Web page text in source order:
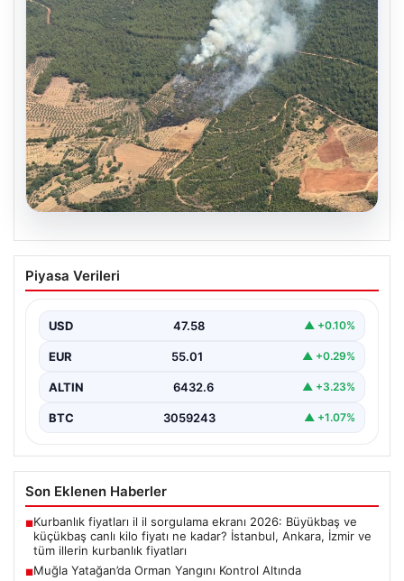
Muğla Yatağan’da Orman Yangını
Kontrol Altında
yangını, hem havadan hem de karadan yürütülen
kapsamlı…
Piyasa Verileri
USD 47.58 ▲ +0.10%
EUR 55.01 ▲ +0.29%
ALTIN 6432.6 ▲ +3.23%
BTC 3059243 ▲ +1.07%
Son Eklenen Haberler
■Kurbanlık fiyatları il il sorgulama ekranı 2026: Büyükbaş ve
küçükbaş canlı kilo fiyatı ne kadar? İstanbul, Ankara, İzmir ve
tüm illerin kurbanlık fiyatları
■Muğla Yatağan’da Orman Yangını Kontrol Altında